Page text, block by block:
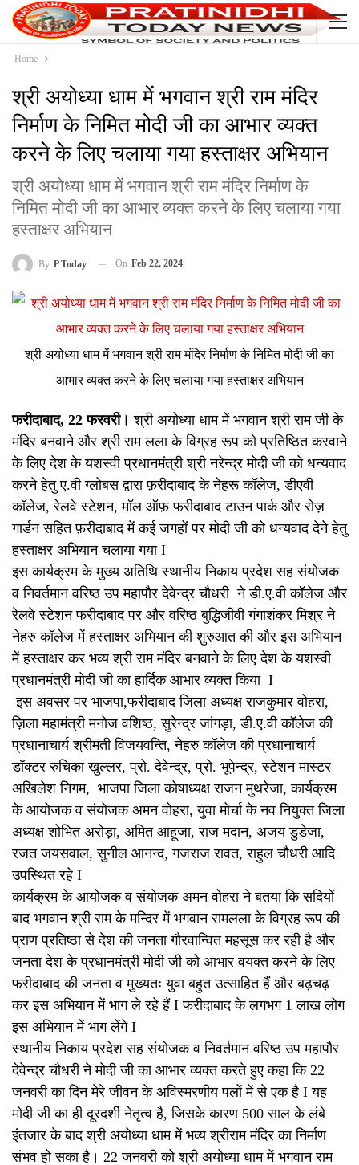
Home
श्री अयोध्या धाम में भगवान श्री राम मंदिर
निर्माण के निमित मोदी जी का आभार व्यक्त
करने के लिए चलाया गया हस्ताक्षर अभियान
श्री अयोध्या धाम में भगवान श्री राम मंदिर निर्माण के
निमित मोदी जी का आभार व्यक्त करने के लिए चलाया गया
हस्ताक्षर अभियान
By P Today On Feb 22, 2024
श्री अयोध्या धाम में भगवान श्री राम मंदिर निर्माण के निमित मोदी जी का
आभार व्यक्त करने के लिए चलाया गया हस्ताक्षर अभियान
फरीदाबाद, 22 फरवरी। श्री अयोध्या धाम में भगवान श्री राम जी के
मंदिर बनवाने और श्री राम लला के विग्रह रूप को प्रतिष्ठित करवाने
के लिए देश के यशस्वी प्रधानमंत्री श्री नरेन्द्र मोदी जी को धन्यवाद
करने हेतु ए.वी ग्लोबस द्वारा फ़रीदाबाद के नेहरू कॉलेज, डीएवी
कॉलेज, रेलवे स्टेशन, मॉल ऑफ़ फरीदाबाद टाउन पार्क और रोज़
गार्डन सहित फ़रीदाबाद में कई जगहों पर मोदी जी को धन्यवाद देने हेतु
हस्ताक्षर अभियान चलाया गया I
इस कार्यक्रम के मुख्य अतिथि स्थानीय निकाय प्रदेश सह संयोजक
व निवर्तमान वरिष्ठ उप महापौर देवेन्द्र चौधरी ने डी.ए.वी कॉलेज और
रेलवे स्टेशन फरीदाबाद पर और वरिष्ठ बुद्धिजीवी गंगाशंकर मिश्र ने
नेहरु कॉलेज में हस्ताक्षर अभियान की शुरुआत की और इस अभियान
में हस्ताक्षर कर भव्य श्री राम मंदिर बनवाने के लिए देश के यशस्वी
प्रधानमंत्री मोदी जी का हार्दिक आभार व्यक्त किया I
इस अवसर पर भाजपा,फरीदाबाद जिला अध्यक्ष राजकुमार वोहरा,
ज़िला महामंत्री मनोज वशिष्ठ, सुरेन्द्र जांगड़ा, डी.ए.वी कॉलेज की
प्रधानाचार्य श्रीमती विजयवन्ति, नेहरु कॉलेज की प्रधानाचार्य
डॉक्टर रुचिका खुल्लर, प्रो. देवेन्द्र, प्रो. भूपेन्द्र, स्टेशन मास्टर
अखिलेश निगम, भाजपा जिला कोषाध्यक्ष राजन मुथरेजा, कार्यक्रम
के आयोजक व संयोजक अमन वोहरा, युवा मोर्चा के नव नियुक्त जिला
अध्यक्ष शोभित अरोड़ा, अमित आहूजा, राज मदान, अजय डुडेजा,
रजत जयसवाल, सुनील आनन्द, गजराज रावत, राहुल चौधरी आदि
उपस्थित रहे I
कार्यक्रम के आयोजक व संयोजक अमन वोहरा ने बतया कि सदियों
बाद भगवान श्री राम के मन्दिर में भगवान रामलला के विग्रह रूप की
प्राण प्रतिष्ठा से देश की जनता गौरवान्वित महसूस कर रही है और
जनता देश के प्रधानमंत्री मोदी जी को आभार वयक्त करने के लिए
फरीदाबाद की जनता व मुख्यतः युवा बहुत उत्साहित हैं और बढ़चढ़
कर इस अभियान में भाग ले रहे हैं I फरीदाबाद के लगभग 1 लाख लोग
इस अभियान में भाग लेंगे I
स्थानीय निकाय प्रदेश सह संयोजक व निवर्तमान वरिष्ठ उप महापौर
देवेन्द्र चौधरी ने मोदी जी का आभार व्यक्त करते हुए कहा कि 22
जनवरी का दिन मेरे जीवन के अविस्मरणीय पलों में से एक है I यह
मोदी जी का ही दूरदर्शी नेतृत्व है, जिसके कारण 500 साल के लंबे
इंतजार के बाद श्री अयोध्या धाम में भव्य श्रीराम मंदिर का निर्माण
संभव हो सका है। 22 जनवरी को श्री अयोध्या धाम में भगवान राम